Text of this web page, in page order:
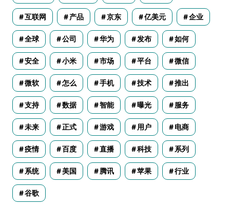
互联网 产品 京东 亿美元 企业
全球 公司 华为 发布 如何
安全 小米 市场 平台 微信
微软 怎么 手机 技术 推出
支持 数据 智能 曝光 服务
未来 正式 游戏 用户 电商
疫情 百度 直播 科技 系列
系统 美国 腾讯 苹果 行业
谷歌